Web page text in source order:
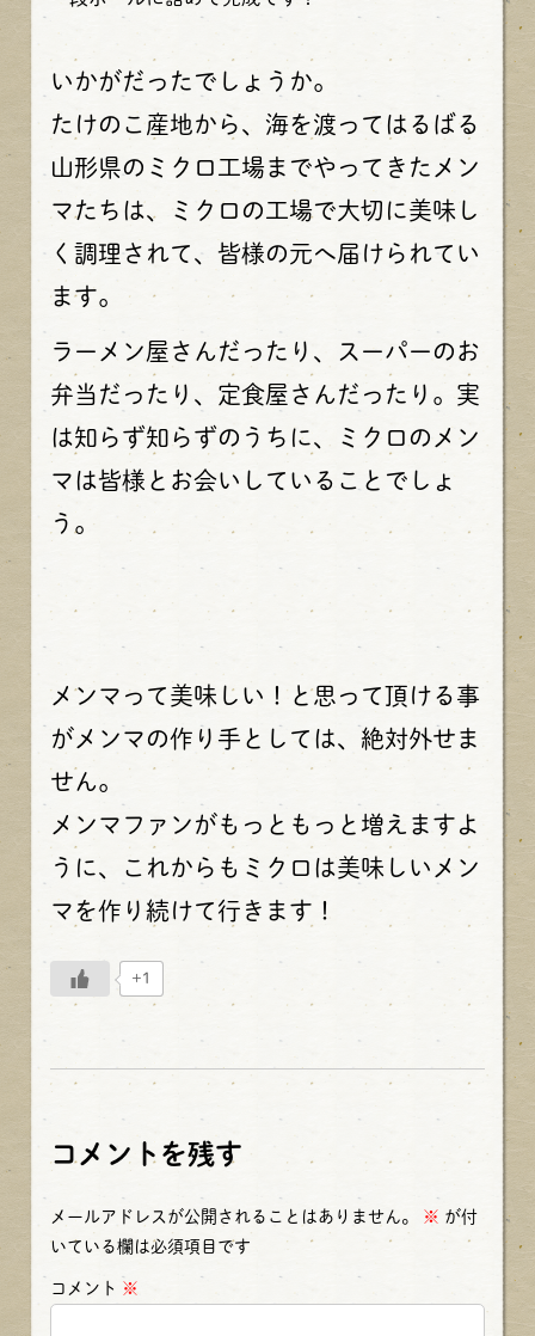
いかがだったでしょうか。
たけのこ産地から、海を渡ってはるばる
山形県のミクロ工場までやってきたメン
マたちは、ミクロの工場で大切に美味し
く調理されて、皆様の元へ届けられてい
ます。
ラーメン屋さんだったり、スーパーのお
弁当だったり、定食屋さんだったり。実
は知らず知らずのうちに、ミクロのメン
マは皆様とお会いしていることでしょ
う。
メンマって美味しい！と思って頂ける事
がメンマの作り手としては、絶対外せま
せん。
メンマファンがもっともっと増えますよ
うに、これからもミクロは美味しいメン
マを作り続けて行きます！
+1
コメントを残す
メールアドレスが公開されることはありません。 ※ が付
いている欄は必須項目です
コメント ※